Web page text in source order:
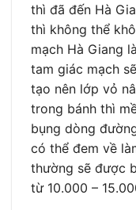
thì đã đến Hà
thì không thể
mạch Hà Giang
tam giác mạch
tạo nên lớp vỏ
trong bánh thì
bụng dòng
có thể đem về
thường sẽ được
từ 10.000 –